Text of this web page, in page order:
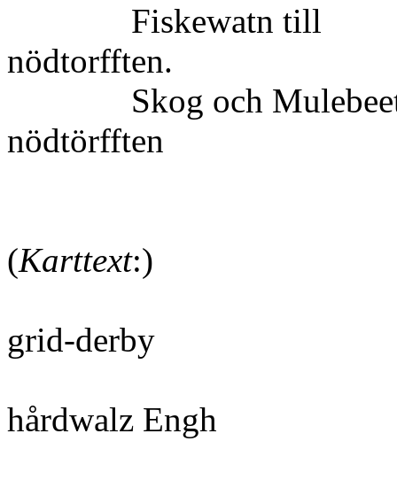
Fiskewatn till
Skog och Mulebeet
(Karttext
grid-
hårdwalz Engh